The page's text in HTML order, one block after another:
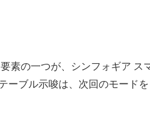
素の一つが、シンフォギア ス
ーブル示唆は、次回のモードを